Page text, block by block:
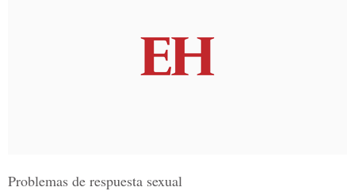
Problemas de respuesta sexual